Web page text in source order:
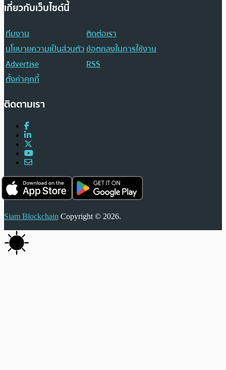
เกี่ยวกับเว็บไซต์นี้
ทีมงาน
ติดต่อเรา
นโยบายความเป็นส่วนตัวข้อตกลงในการใช้งาน
Advertise
RSS
ตั้งค่าคุกกี้
ติดตามเรา
Siam Blockchain Copyright © 2026.